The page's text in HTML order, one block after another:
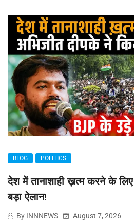
BLOG POLITICS
देश में तानाशाही ख़त्म करने के
बड़ा ऐलान!
By INNNEWS
August 7, 2026